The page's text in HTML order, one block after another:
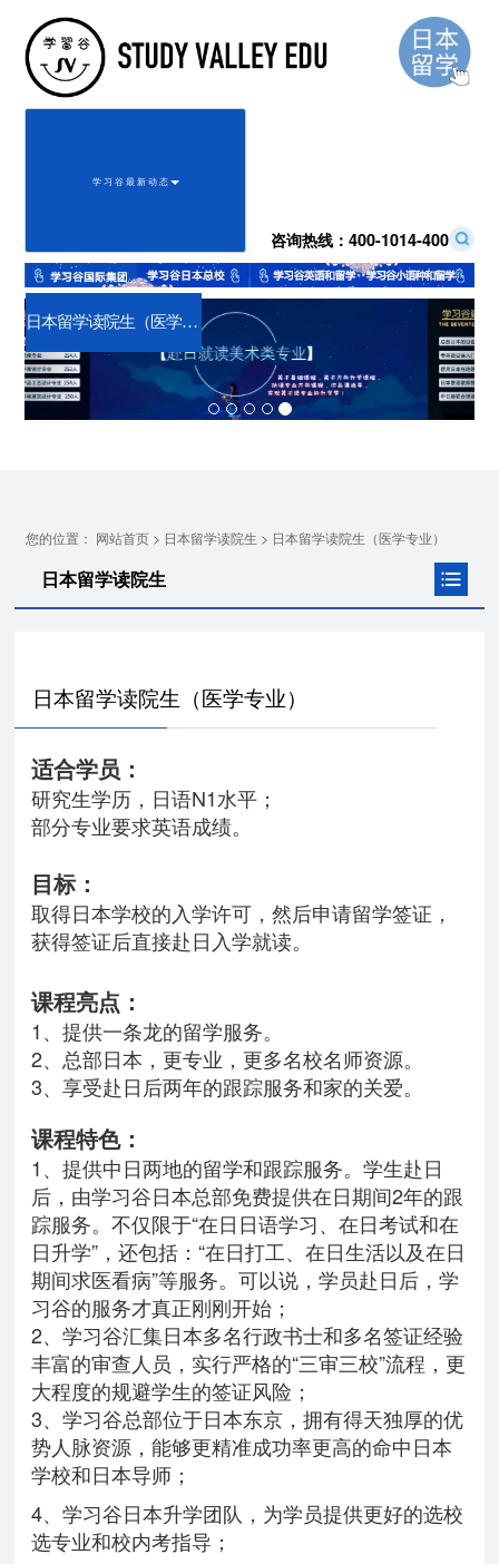
学 习 谷 最 新 动 态
咨询热线：400-1014-400
Previous Next
日本留学读院生（医学专业）
您的位置： 网站首页 > 日本留学读院生 > 日本留学读院生（医学专业）
日本留学读院生
日本留学读院生（医学专业）
适合学员：
研究生学历，日语N1水平；
部分专业要求英语成绩。
目标：
取得日本学校的入学许可，然后申请留学签证，
获得签证后直接赴日入学就读。
课程亮点：
1、提供一条龙的留学服务。
2、总部日本，更专业，更多名校名师资源。
3、享受赴日后两年的跟踪服务和家的关爱。
课程特色：
1、提供中日两地的留学和跟踪服务。学生赴日
后，由学习谷日本总部免费提供在日期间2年的跟
踪服务。不仅限于“在日日语学习、在日考试和在
日升学”，还包括：“在日打工、在日生活以及在日
期间求医看病”等服务。可以说，学员赴日后，学
习谷的服务才真正刚刚开始；
2、学习谷汇集日本多名行政书士和多名签证经验
丰富的审查人员，实行严格的“三审三校”流程， 更
大程度的规避学生的签证风险 ；
3、学习谷总部位于日本东京，拥有得天独厚的优
势人脉资源，能够更精准成功率更高的命中日本
学校和日本导师；
4、学习谷日本升学团队，为学员提供更好的选校
选专业和校内考指导；